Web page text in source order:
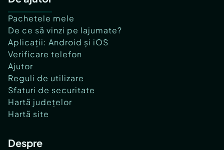
Pachetele mele
De ce să vinzi pe lajumate?
Aplicații: Android și iOS
Verificare telefon
Ajutor
Reguli de utilizare
Sfaturi de securitate
Hartă județelor
Hartă site
Despre